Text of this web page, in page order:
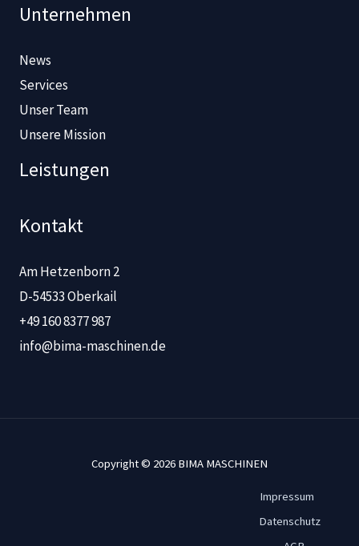
Unternehmen
News
Services
Unser Team
Unsere Mission
Leistungen
Kontakt
Am Hetzenborn 2
D-54533 Oberkail
+49 160 8377 987
info@bima-maschinen.de
Copyright © 2026 BIMA MASCHINEN
Impressum
Datenschutz